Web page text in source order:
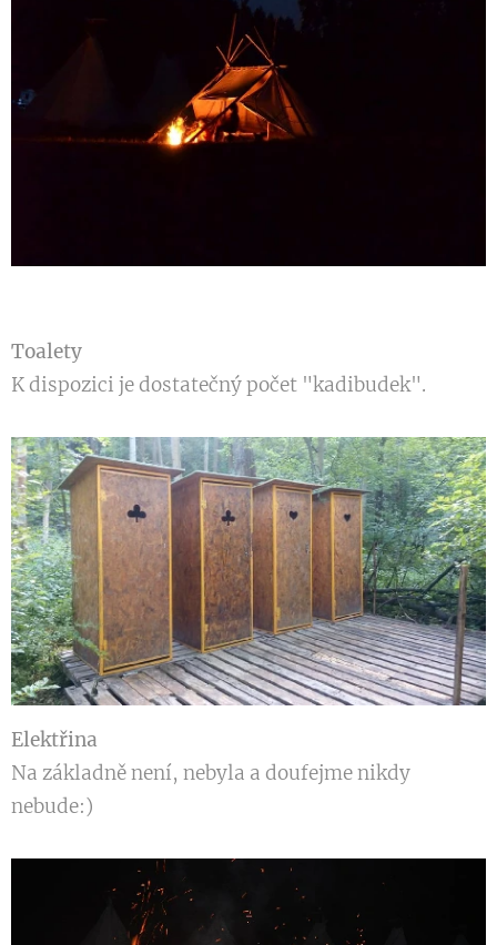
Toalety
K dispozici je dostatečný počet "kadibudek".
Elektřina
Na základně není, nebyla a doufejme nikdy
nebude:)